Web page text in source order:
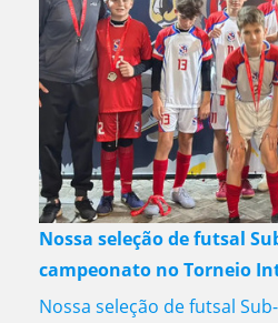
Nossa seleção de futsal
campeonato no Torneio
Nossa seleção de futsal